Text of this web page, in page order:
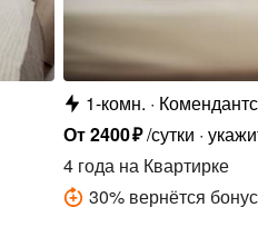
1-комн.
От2400₽/сутки
4 года на Квартирке
30% вернётся